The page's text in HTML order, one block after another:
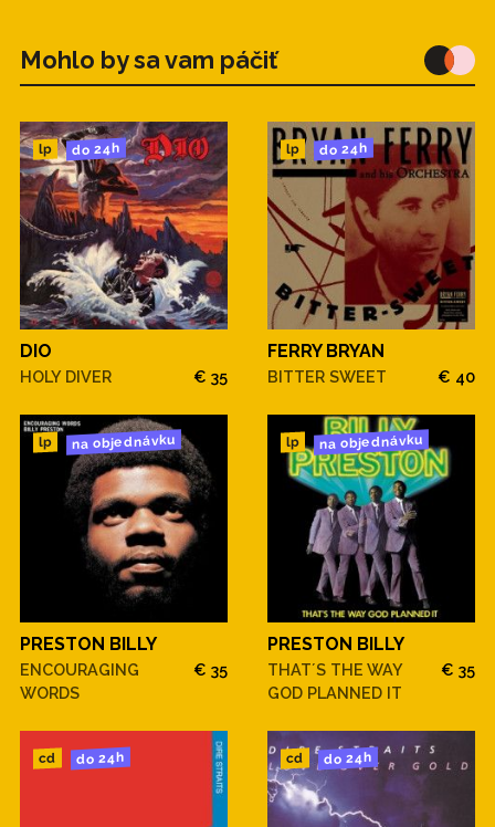
Mohlo by sa vam páčiť
lp do 24h
DIO
HOLY DIVER € 35
lp do 24h
FERRY BRYAN
BITTER SWEET € 40
lp na objednávku
PRESTON BILLY
ENCOURAGING
WORDS
€ 35
lp na objednávku
PRESTON BILLY
THAT´S THE WAY
GOD PLANNED IT
€ 35
cd do 24h cd do 24h